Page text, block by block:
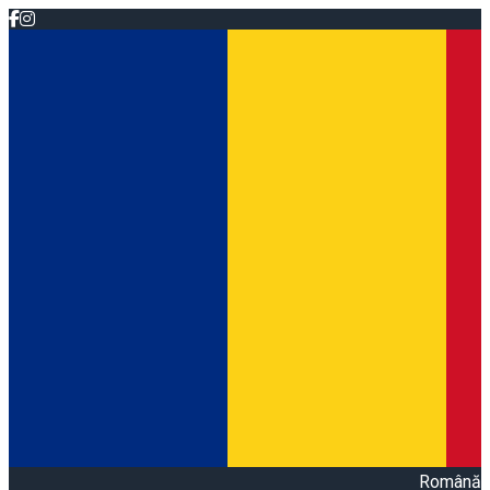
Română